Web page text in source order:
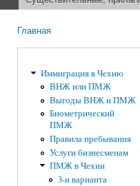
Главная
Иммиграция в Чехию
ВНЖ или ПМЖ
Выгоды ВНЖ и ПМЖ
Биометрический
ПМЖ
Правила пребывания
Услуги бизнесменам
ПМЖ в Чехии
3-и варианта